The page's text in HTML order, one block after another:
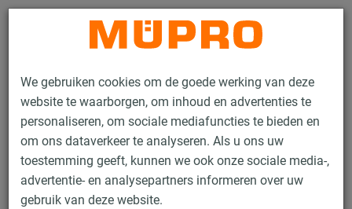
We gebruiken cookies om de goede werking van deze
website te waarborgen, om inhoud en advertenties te
personaliseren, om sociale mediafuncties te bieden en
om ons dataverkeer te analyseren. Als u ons uw
toestemming geeft, kunnen we ook onze sociale media-,
advertentie- en analysepartners informeren over uw
gebruik van deze website.
Contact
Producten Bevestigingstechniek
Ventilatiebevestiging
Installatierails voor luchtkanaalbevestiging
MPR Systeemrails